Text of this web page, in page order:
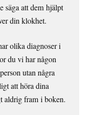
säga att dem hjälpt
din klokhet.
olika diagnoser i
du vi har någon
utan några
att höra dina
aldrig fram i boken.